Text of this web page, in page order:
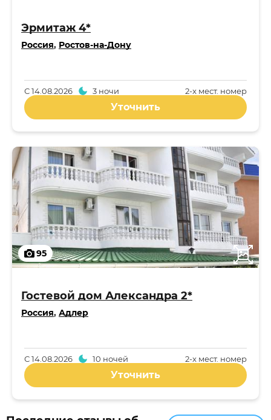
Эрмитаж 4*
Россия, Ростов-на-Дону
2-x мест. номер
С14.08.2026 3 ночи
Уточнить
95
Гостевой дом Александра 2*
Россия, Адлер
2-x мест. номер
С14.08.2026 10 ночей
Уточнить